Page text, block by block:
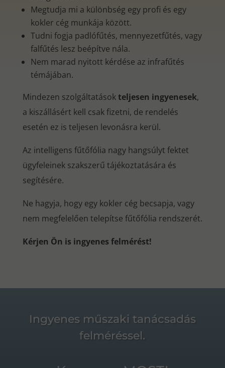
Megtudja mi a különbség egy profi és egy
kokler cég munkája között.
Tudni fogja padlófűtés, mennyezetfűtés, vagy
falfűtés lesz beépítve nála.
Nem marad nyitott kérdése az infrafűtés
témájában.
Mindezen szolgáltatásokteljesen ingyenesek,
a kiszállásért kell csak fizetni, de rendelés
esetén ez is teljesen levonásra kerül.
Az intelligens fűtőfólia nagy hangsúlyt fektet
ügyfeleinek szakszerű tájékoztatására és
segítésére.
Ne hagyja, hogy egy kokler cég becsapja, vagy
nem megfelelően telepítse fűtőfólia rendszerét.
Kérjen Ön is ingyenes felmérést!
Ingyenes műszaki tanácsadás
felméréssel.